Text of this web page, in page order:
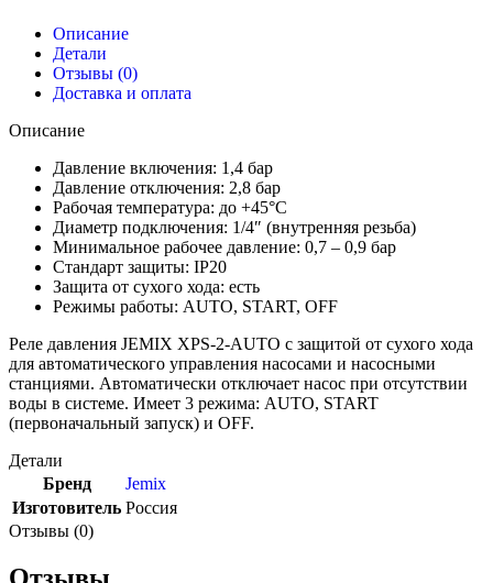
Описание
Детали
Отзывы (0)
Доставка и оплата
Описание
Давление включения: 1,4 бар
Давление отключения: 2,8 бар
Рабочая температура: до +45°C
Диаметр подключения: 1/4″ (внутренняя резьба)
Минимальное рабочее давление: 0,7 – 0,9 бар
Стандарт защиты: IP20
Защита от сухого хода: есть
Режимы работы: AUTO, START, OFF
Реле давления JEMIX XPS-2-AUTO с защитой от сухого хода
для автоматического управления насосами и насосными
станциями. Автоматически отключает насос при отсутствии
воды в системе. Имеет 3 режима: AUTO, START
(первоначальный запуск) и OFF.
Детали
Бренд
Jemix
Изготовитель Россия
Отзывы (0)